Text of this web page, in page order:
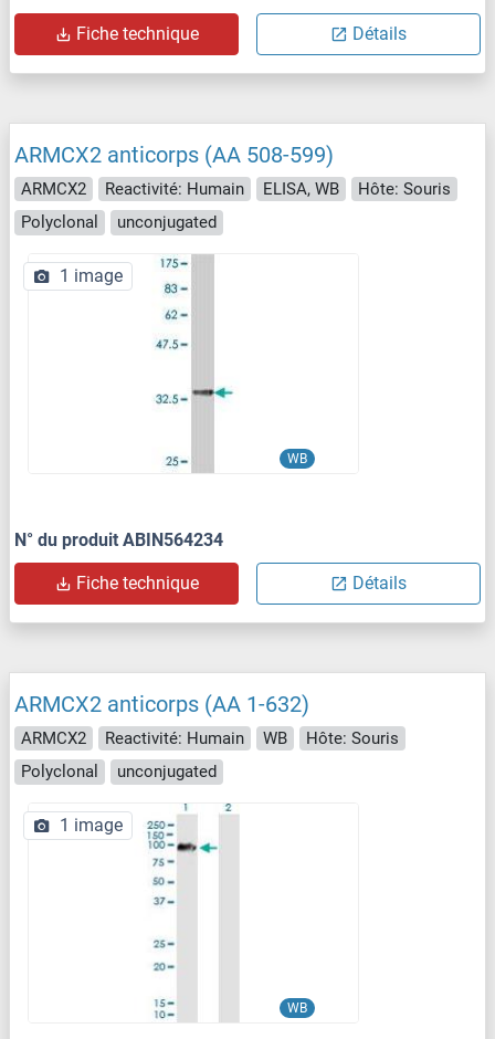
Fiche technique Détails
ARMCX2 anticorps (AA 508-599)
ARMCX2 Reactivité: Humain ELISA, WB
Hôte: Souris
Polyclonal
unconjugated
WB
1 image
N° du produit ABIN564234
Fiche technique Détails
ARMCX2 anticorps (AA 1-632)
ARMCX2 Reactivité: Humain WB
Hôte: Souris
Polyclonal
unconjugated
WB
1 image